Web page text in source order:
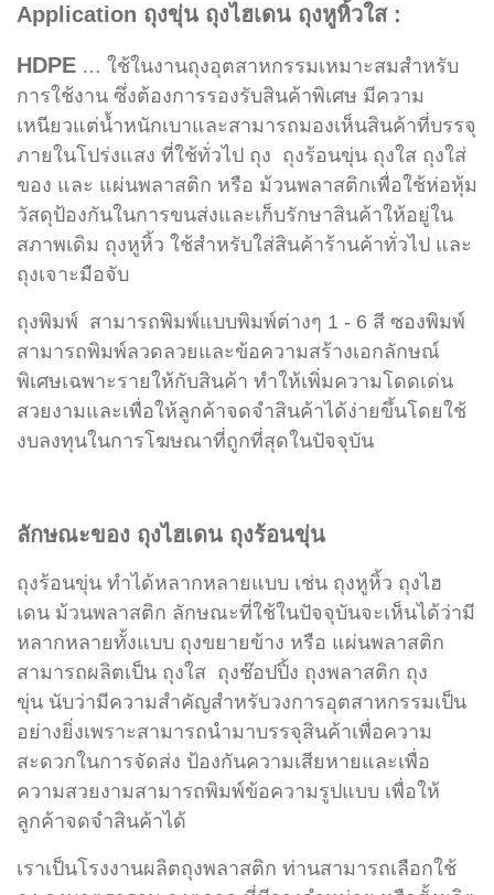
Application ถุงขุ่น ถุงไฮเดน ถุงหูหิ้วใส :
HDPE … ใช้ในงานถุงอุตสาหกรรมเหมาะสมสำหรับ
การใช้งาน ซึ่งต้องการรองรับสินค้าพิเศษ มีความ
เหนียวแต่น้ำหนักเบาและสามารถมองเห็นสินค้าที่บรรจุ
ภายในโปร่งแสง ที่ใช้ทั่วไป ถุง ถุงร้อนขุ่น ถุงใส ถุงใส่
ของ และ แผ่นพลาสติก หรือ ม้วนพลาสติกเพื่อใช้ห่อหุ้ม
วัสดุป้องกันในการขนส่งและเก็บรักษาสินค้าให้อยู่ใน
สภาพเดิม ถุงหูหิ้ว ใช้สำหรับใส่สินค้าร้านค้าทั่วไป และ
ถุงเจาะมือจับ
ถุงพิมพ์ สามารถพิมพ์แบบพิมพ์ต่างๆ 1 - 6 สี ซองพิมพ์
สามารถพิมพ์ลวดลวยและข้อความสร้างเอกลักษณ์
พิเศษเฉพาะรายให้กับสินค้า ทำให้เพิ่มความโดดเด่น
สวยงามและเพื่อให้ลูกค้าจดจำสินค้าได้ง่ายขึ้นโดยใช้
งบลงทุนในการโฆษณาที่ถูกที่สุดในปัจจุบัน
ลักษณะของ ถุงไฮเดน ถุงร้อนขุ่น
ถุงร้อนขุ่น ทำได้หลากหลายแบบ เช่น ถุงหูหิ้ว ถุงไฮ
เดน ม้วนพลาสติก ลักษณะที่ใช้ในปัจจุบันจะเห็นได้ว่ามี
หลากหลายทั้งแบบ ถุงขยายข้าง หรือ แผ่นพลาสติก
สามารถผลิตเป็น ถุงใส ถุงช๊อปปิ้ง ถุงพลาสติก ถุง
ขุ่น นับว่ามีความสำคัญสำหรับวงการอุตสาหกรรมเป็น
อย่างยิ่งเพราะสามารถนำมาบรรจุสินค้าเพื่อความ
สะดวกในการจัดส่ง ป้องกันความเสียหายและเพื่อ
ความสวยงามสามารถพิมพ์ข้อความรูปแบบ เพื่อให้
ลูกค้าจดจำสินค้าได้
เราเป็นโรงงานผลิตถุงพลาสติก ท่านสามารถเลือกใช้